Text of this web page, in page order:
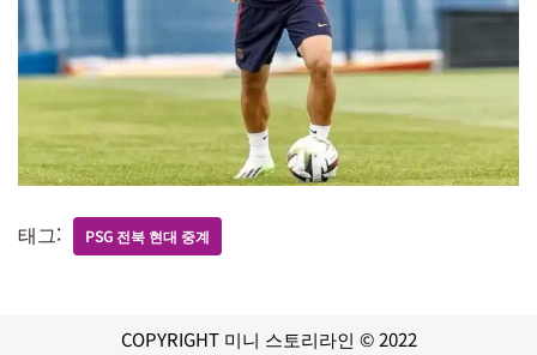
태그: PSG 전북 현대 중계
COPYRIGHT 미니 스토리라인 © 2022